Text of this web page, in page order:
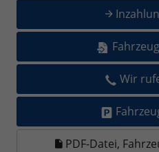
Wir
PDF-Datei,